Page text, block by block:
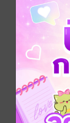
กรุณาเ